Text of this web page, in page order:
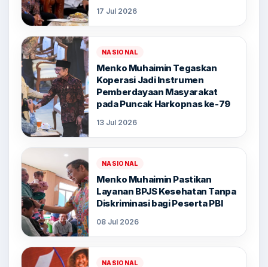
17 Jul 2026
NASIONAL
Menko Muhaimin Tegaskan
Koperasi Jadi Instrumen
Pemberdayaan Masyarakat
pada Puncak Harkopnas ke-79
13 Jul 2026
NASIONAL
Menko Muhaimin Pastikan
Layanan BPJS Kesehatan Tanpa
Diskriminasi bagi Peserta PBI
08 Jul 2026
NASIONAL